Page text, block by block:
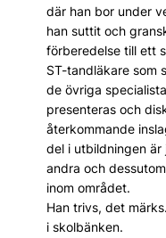
där han bor under
han suttit och
förberedelse till ett
ST-tandläkare som
de övriga
presenteras och
återkommande
del i utbildningen
andra och
inom området.
Han trivs, det
i skolbänken.